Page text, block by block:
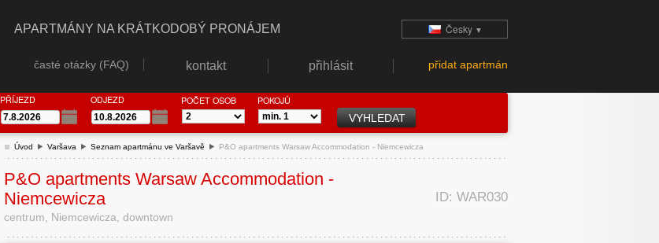
APARTMÁNY NA KRÁTKODOBÝ PRONÁJEM Česky ▼
časté otázky (FAQ) kontakt přihlásit přidat apartmán
PŘÍJEZD ODJEZD POČET OSOB POKOJŮ
Úvod Varšava Seznam apartmánu ve Varšavě P&O apartments Warsaw Accommodation - Niemcewicza
P&O apartments Warsaw Accommodation -
Niemcewicza
centrum, Niemcewicza, downtown
ID: WAR030